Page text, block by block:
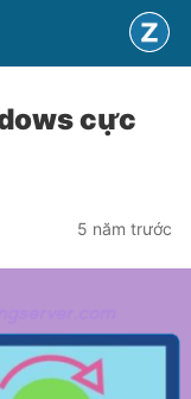
cực
5 năm trước